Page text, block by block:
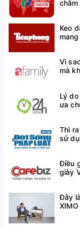
Size 21(13,3cm)
Size 22(14cm) -
Keo
Vì
mà
Lý
ưa
Thì
sử
Điều
giày
Đây